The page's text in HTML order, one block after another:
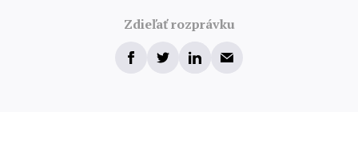
Zdieľať rozprávku